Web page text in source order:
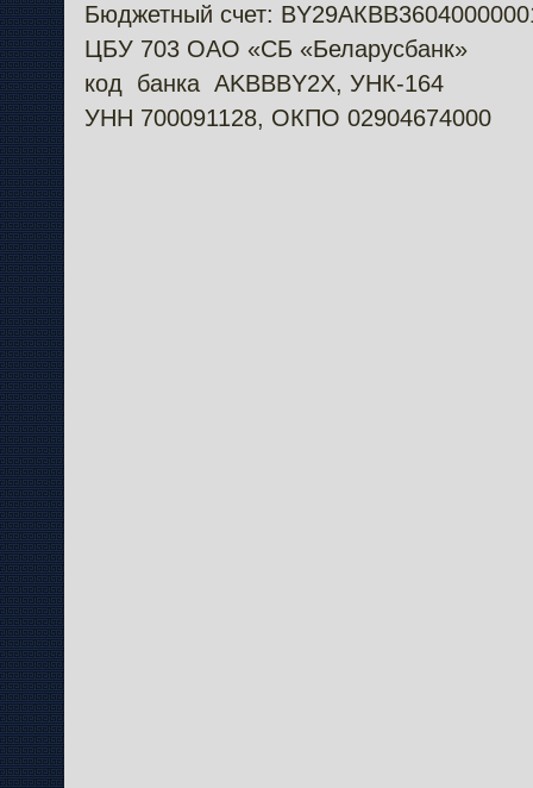
Бюджетный счет:
ЦБУ 703 ОАО «СБ «Беларусбанк»
код банка AKBBBY2Х, УНК-164
УНН 700091128, ОКПО 02904674000